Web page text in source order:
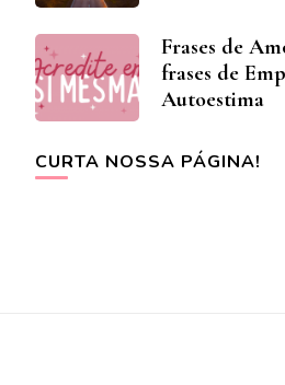
Frases de
frases de
Autoestima
CURTA NOSSA PÁGINA!